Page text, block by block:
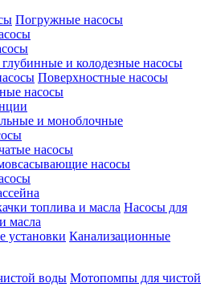
Погружные насосы
и колодезные насосы
Поверхностные насосы
насосы
и моноблочные
насосы
насосы
Насосы для
масла
Канализационные
Мотопомпы для чистой